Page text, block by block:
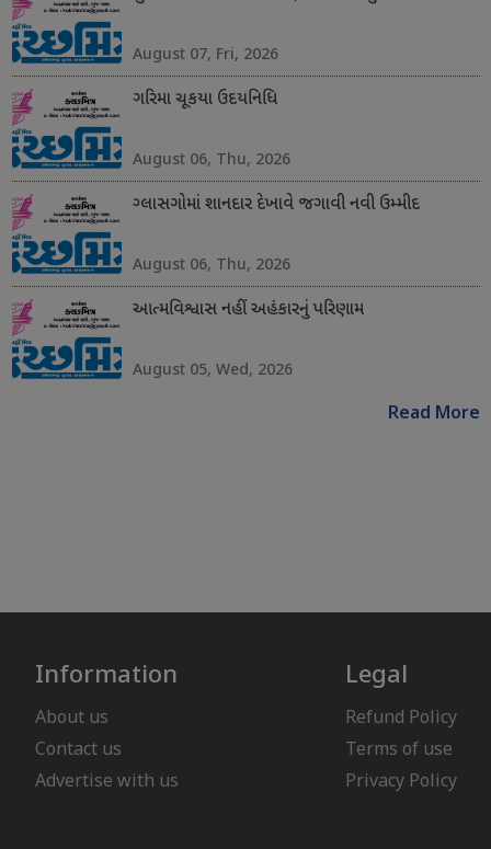
August 07, Fri, 2026
ગરિમા ચૂકયા ઉદયનિધિ
August 06, Thu, 2026
ગ્લાસગોમાં શાનદાર દેખાવે જગાવી નવી ઉમ્મીદ
August 06, Thu, 2026
આત્મવિશ્વાસ નહીં અહંકારનું પરિણામ
August 05, Wed, 2026
Read More
Information
About us
Contact us
Advertise with us
Legal
Refund Policy
Terms of use
Privacy Policy